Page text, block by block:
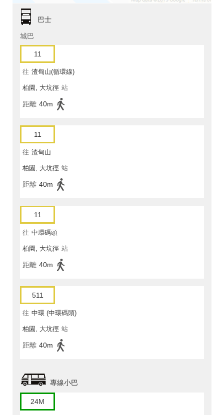
巴士
城巴
11
往 渣甸山(循環線)
柏園, 大坑徑 站
距離 40m
11
往 渣甸山
柏園, 大坑徑 站
距離 40m
11
往 中環碼頭
柏園, 大坑徑 站
距離 40m
511
往 中環 (中環碼頭)
柏園, 大坑徑 站
距離 40m
專線小巴
24M